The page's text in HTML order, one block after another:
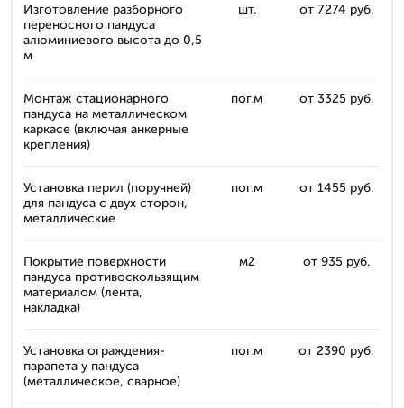
Изготовление разборного
переносного пандуса
алюминиевого высота до 0,5
м
шт. от 7274 руб.
Монтаж стационарного
пандуса на металлическом
каркасе (включая анкерные
крепления)
пог.м от 3325 руб.
Установка перил (поручней)
для пандуса с двух сторон,
металлические
пог.м от 1455 руб.
Покрытие поверхности
пандуса противоскользящим
материалом (лента,
накладка)
м2 от 935 руб.
Установка ограждения-
парапета у пандуса
(металлическое, сварное)
пог.м от 2390 руб.